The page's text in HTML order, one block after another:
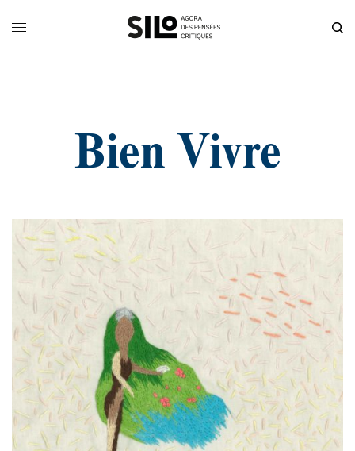
Bien Vivre